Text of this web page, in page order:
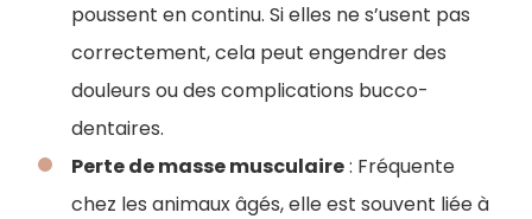
poussent en continu. Si elles ne s’usent pas
correctement, cela peut engendrer des
douleurs ou des complications bucco-
dentaires.
Perte de masse musculaire: Fréquente
chez les animaux âgés, elle est souvent liée à